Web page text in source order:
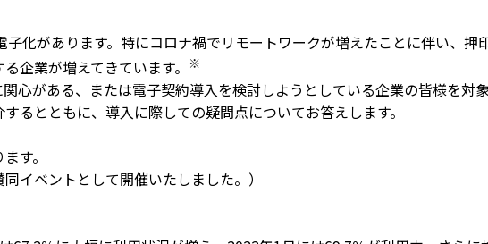
子化があります。特にコロナ禍でリモートワークが増えたことに伴い、
企業が増えてきています。
※
心がある、または電子契約導入を検討しようとしている企業の皆様を対
るとともに、導入に際しての疑問点についてお答えします。
す。
イベントとして開催いたしました。）